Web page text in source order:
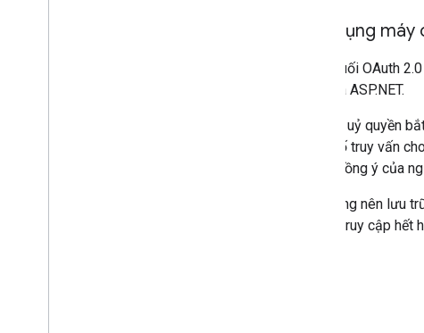
Ứng dụng
Điểm cuối OAuth
Ruby và ASP.NET.
Trình tự uỷ quyền
tham số truy vấn
và sự đồng ý của
Ứng dụng nên lưu
khi mã truy cập